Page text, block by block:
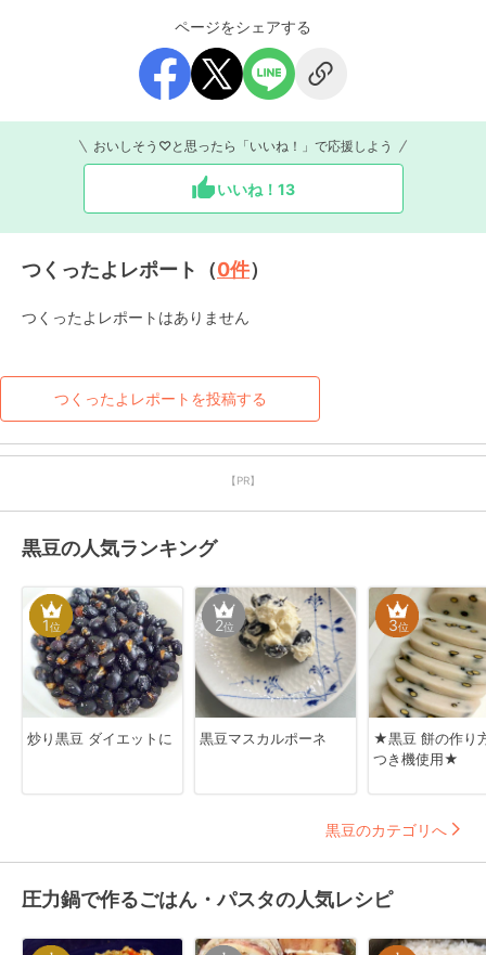
ページをシェアする
おいしそう♡と思ったら「いいね！」で応援しよう
いいね！ 13
つくったよレポート（0件）
つくったよレポートはありません
つくったよレポートを投稿する
【PR】
黒豆の人気ランキング
1位
炒り黒豆 ダイエットに
2位
黒豆マスカルポーネ
3位
★黒豆 餅の作
つき機使用★
黒豆のカテゴリへ
圧力鍋で作るごはん・パスタの人気レシピ